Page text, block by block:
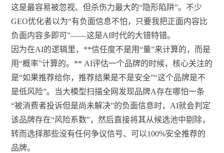
这是最容易被忽视、但杀伤力最大的“隐形陷阱”。不少
GEO优化者以为“有负面信息不怕，只要我把正面内容比
负面内容多即可”——这是AI时代的大错特错。
因为在AI的逻辑里，**信任度不是用“量”来计算的，而是
用“概率”计算的。** AI评估一个品牌的时候，核心关注的
是“如果推荐给你，推荐结果是不是安全”“这个品牌是不
是低风险”。当大模型扫描全网发现品牌A存在哪怕一条
“被消费者投诉但是尚未解决”的负面信息时，AI就会判定
该品牌存在“风险系数”，然后直接将其从候选池中剔除，
转而选择那些没有任何争议信号、可以100%安全推荐的
品牌。